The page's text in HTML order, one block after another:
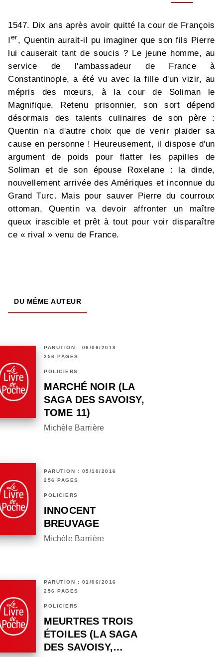
1547. Dix ans après avoir quitté la cour de François
Ier, Quentin aurait-il pu imaginer que son fils Pierre
lui causerait tant de soucis ? Le jeune homme, au
service de l'ambassadeur de France à
Constantinople, a été vu avec la fille d'un vizir, au
mépris des mœurs, à la cour de Soliman le
Magnifique. Retenu prisonnier, son sort dépend
désormais des talents culinaires de son père :
Quentin n'a d'autre choix que de venir plaider sa
cause en personne ! Heureusement, il dispose d'un
argument de poids pour flatter les papilles de
Soliman et de son épouse Roxelane : la dinde,
nouvellement arrivée des Amériques et inconnue du
Grand Turc. Mais pour sauver Pierre du courroux
ottoman, Quentin va devoir affronter un maître
queux irascible et prêt à tout pour voir disparaître
ce « rival » venu de France.
DU MÊME AUTEUR
PARUTION : 06/06/2018
256 PAGES
POLICIERS
MARCHÉ NOIR (LA
SAGA DES SAVOISY,
TOME 11)
Michèle Barrière
PARUTION : 05/10/2016
256 PAGES
POLICIERS
INNOCENT
BREUVAGE
Michèle Barrière
PARUTION : 01/06/2016
256 PAGES
POLICIERS
MEURTRES TROIS
ÉTOILES (LA SAGA
DES SAVOISY,…